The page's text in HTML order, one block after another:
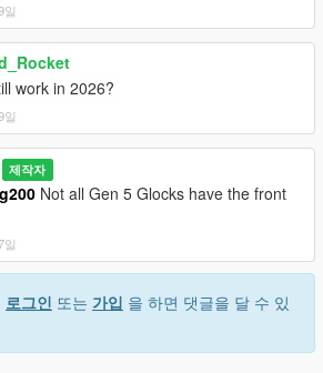
일
work in 2026?
일
제작자
Not all Gen 5 Glocks have the front
일
로그인 또는 가입 을 하면 댓글을 달 수 있